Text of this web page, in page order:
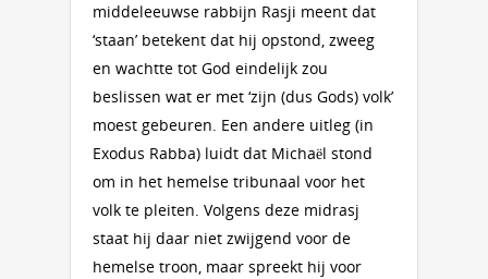
middeleeuwse rabbijn Rasji meent dat
‘staan’ betekent dat hij opstond, zweeg
en wachtte tot God eindelijk zou
beslissen wat er met ‘zijn (dus Gods) volk’
moest gebeuren. Een andere uitleg (in
Exodus Rabba) luidt dat Michaël stond
om in het hemelse tribunaal voor het
volk te pleiten. Volgens deze midrasj
staat hij daar niet zwijgend voor de
hemelse troon, maar spreekt hij voor